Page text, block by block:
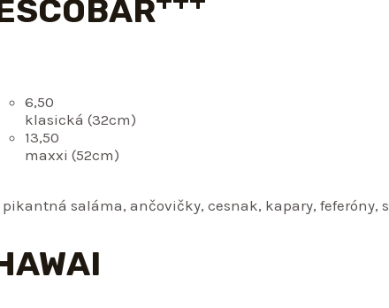
6,50
klasická (32cm)
13,50
maxxi (52cm)
saláma, ančovičky, cesnak, kapary, feferóny,